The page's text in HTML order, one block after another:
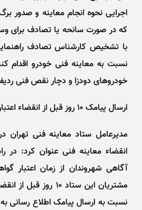
اجرایی نحوه انجام معاینه و صدور
که در صورت سانحه یا تصادف برای
با تشخیص کارشناس تصادف
نسبت به معاینه فنی خودرو اقدام
خودرو‌های دودزا و دچار نقص فنی
ارسال پیامک ۱۰ روز قبل از انقضاء اعتبار معاینه فنی
مدیرعامل ستاد معاینه فنی
انقضاء معاینه فنی عنوان کرد: در
آگاهی شهروندان از زمان اعتبار
مشتریان این ستاد ۱۰
نسبت به ارسال پیامک اطلاع رسانی